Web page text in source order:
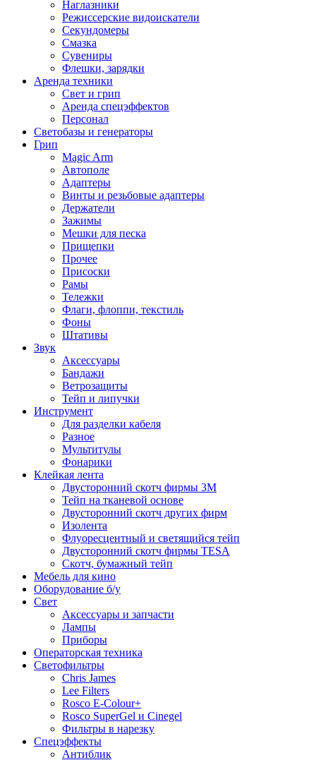
Наглазники
Режиссерские видоискатели
Секундомеры
Смазка
Сувениры
Флешки, зарядки
Аренда техники
Свет и грип
Аренда спецэффектов
Персонал
Светобазы и генераторы
Грип
Magic Arm
Автополе
Адаптеры
Винты и резьбовые адаптеры
Держатели
Зажимы
Мешки для песка
Прищепки
Прочее
Присоски
Рамы
Тележки
Флаги, флоппи, текстиль
Фоны
Штативы
Звук
Аксессуары
Бандажи
Ветрозащиты
Тейп и липучки
Инструмент
Для разделки кабеля
Разное
Мультитулы
Фонарики
Клейкая лента
Двусторонний скотч фирмы 3M
Тейп на тканевой основе
Двусторонний скотч других фирм
Изолента
Флуоресцентный и светящийся тейп
Двусторонний скотч фирмы TESA
Скотч, бумажный тейп
Мебель для кино
Оборудование б/у
Свет
Аксессуары и запчасти
Лампы
Приборы
Операторская техника
Светофильтры
Chris James
Lee Filters
Rosco E-Colour+
Rosco SuperGel и Cinegel
Фильтры в нарезку
Спецэффекты
Антиблик